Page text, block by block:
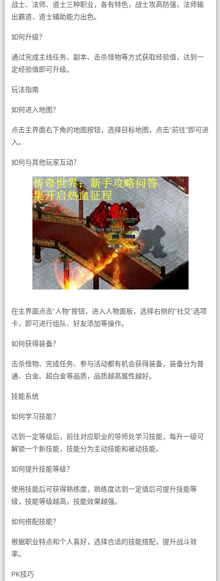
战士、法师、道士三种职业，各有特色，战士攻高防强，法师输
出霸道，道士辅助能力出色。
如何升级？
通过完成主线任务、副本、击杀怪物等方式获取经验值，达到一
定经验值即可升级。
玩法指南
如何进入地图？
点击主界面右下角的地图按钮，选择目标地图，点击“前往”即可进
入。
如何与其他玩家互动？
在主界面点击“人物”按钮，进入人物面板，选择右侧的“社交”选项
卡，即可进行组队、好友添加等操作。
如何获得装备？
击杀怪物、完成任务、参与活动都有机会获得装备，装备分为普
通、白金、超白金等品质，品质越高属性越好。
技能系统
如何学习技能？
达到一定等级后，前往对应职业的导师处学习技能，每升一级可
解锁一个新技能，技能分为主动技能和被动技能。
如何提升技能等级？
使用技能后可获得熟练度，熟练度达到一定值后可提升技能等
级，技能等级越高，技能效果越强。
如何搭配技能？
根据职业特点和个人喜好，选择合适的技能搭配，提升战斗效
率。
PK技巧